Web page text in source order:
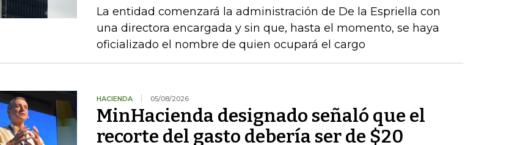
La entidad comenzará la administración de De la Espriella con
una directora encargada y sin que, hasta el momento, se haya
oficializado el nombre de quien ocupará el cargo
HACIENDA 05/08/2026
MinHacienda designado señaló que el
recorte del gasto debería ser de $20